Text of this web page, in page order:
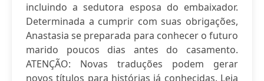
incluindo a sedutora esposa do embaixador.
Determinada a cumprir com suas obrigações,
Anastasia se preparada para conhecer o futuro
marido poucos dias antes do casamento.
ATENÇÃO: Novas traduções podem gerar
novos títulos para histórias já conhecidas. Leia